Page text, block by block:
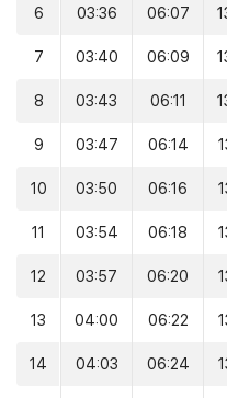
6 03:36 06:07
7 03:40 06:09
8 03:43 06:11
9 03:47 06:14
10 03:50 06:16
11 03:54 06:18
12 03:57 06:20
13 04:00 06:22
14 04:03 06:24